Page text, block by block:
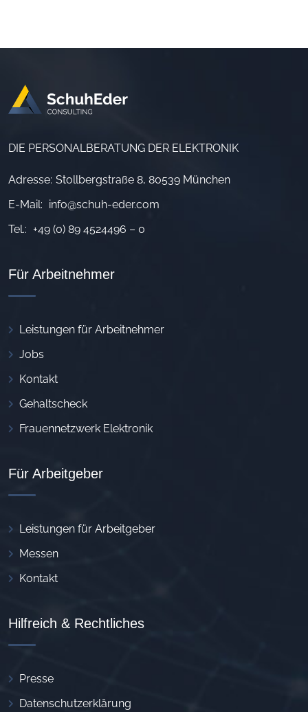
DIE PERSONALBERATUNG DER ELEKTRONIK
Adresse: Stollbergstraße 8, 80539 München
E-Mail: info@schuh-eder.com
Tel.: +49 (0) 89 4524496 – 0
Für Arbeitnehmer
Leistungen für Arbeitnehmer
Jobs
Kontakt
Gehaltscheck
Frauennetzwerk Elektronik
Für Arbeitgeber
Leistungen für Arbeitgeber
Messen
Kontakt
Hilfreich & Rechtliches
Presse
Datenschutzerklärung